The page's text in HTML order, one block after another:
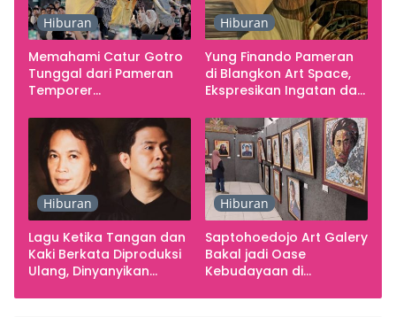
Hiburan
Memahami Catur Gotro
Tunggal dari Pameran
Temporer
Hiburan
Yung Finando Pameran
di Blangkon Art Space,
Ekspresikan Ingatan dan
Hiburan
Lagu Ketika Tangan dan
Kaki Berkata Diproduksi
Ulang, Dinyanyikan
Chrisye
Hiburan
Saptohoedojo Art Galery
Bakal jadi Oase
Kebudayaan di